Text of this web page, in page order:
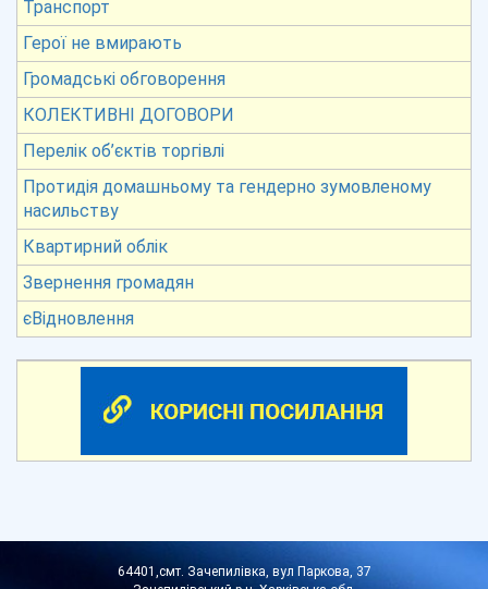
Транспорт
Герої не вмирають
Громадські обговорення
КОЛЕКТИВНІ ДОГОВОРИ
Перелік об’єктів торгівлі
Протидія домашньому та гендерно зумовленому
насильству
Квартирний облік
Звернення громадян
єВідновлення
64401,смт. Зачепилівка, вул Паркова, 37